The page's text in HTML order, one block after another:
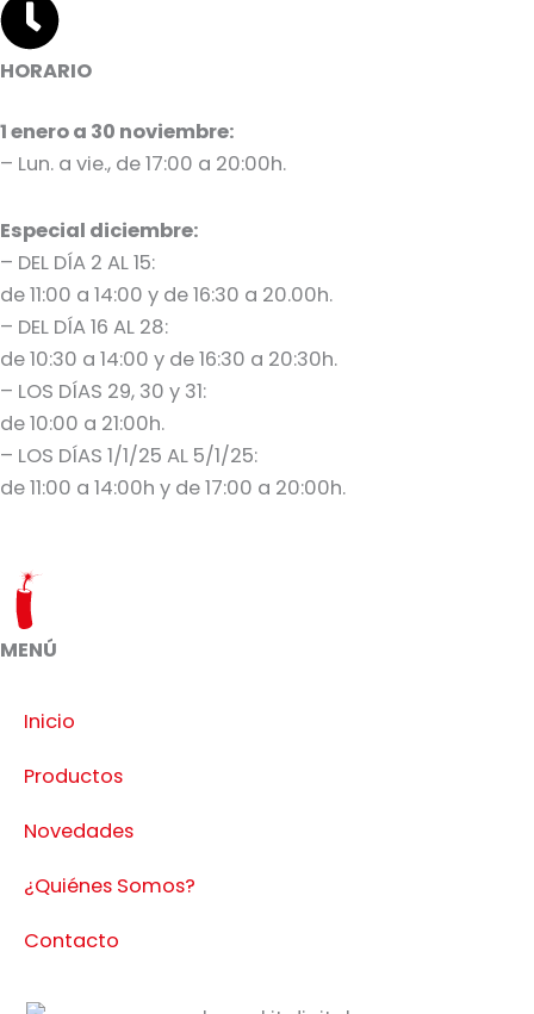
HORARIO
1 enero a 30 noviembre:
– Lun. a vie., de 17:00 a 20:00h.
Especial diciembre:
– DEL DÍA 2 AL 15:
de 11:00 a 14:00 y de 16:30 a 20.00h.
– DEL DÍA 16 AL 28:
de 10:30 a 14:00 y de 16:30 a 20:30h.
– LOS DÍAS 29, 30 y 31:
de 10:00 a 21:00h.
– LOS DÍAS 1/1/25 AL 5/1/25:
de 11:00 a 14:00h y de 17:00 a 20:00h.
MENÚ
Inicio
Productos
Novedades
¿Quiénes Somos?
Contacto